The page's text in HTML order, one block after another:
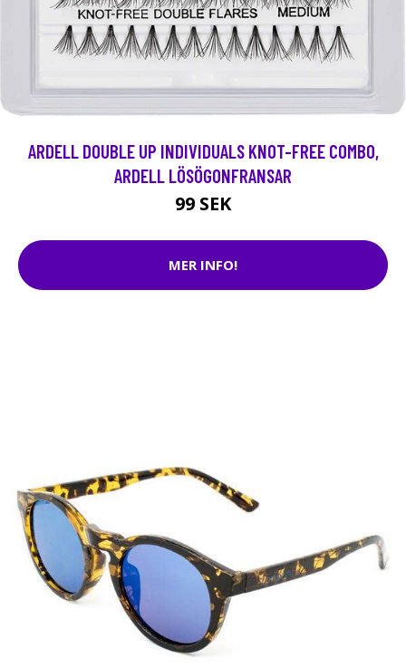
ARDELL DOUBLE UP INDIVIDUALS KNOT-FREE COMBO,
ARDELL LÖSÖGONFRANSAR
99 SEK
MER INFO!